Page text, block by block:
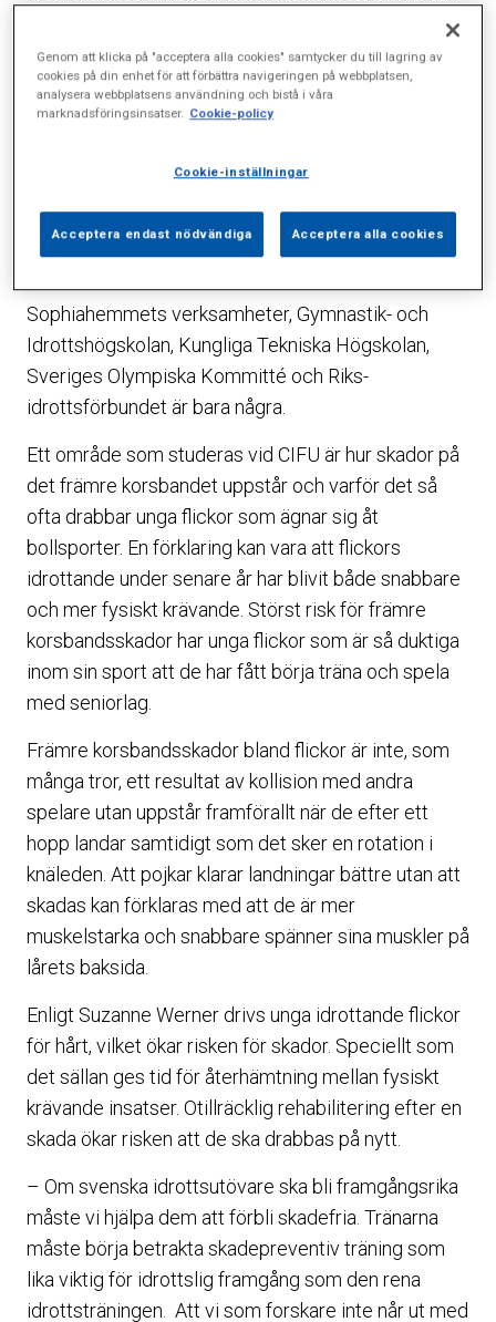
efterlängtade centret, CIFU, på Sophiahemmet och
är ett resultat av ett nära samarbete mellan
Karolinska Institutet och Capio Artro Clinic
Suzanne Werner, professor och verksamhetschef
vid CIFU, då det i närområdet finns en mängd olika
Sophiahemmets verksamheter, Gymnastik- och
Idrottshögskolan, Kungliga Tekniska Högskolan,
Sveriges Olympiska Kommitté och Riks-
idrottsförbundet är bara några.
Ett område som studeras vid CIFU är hur skador på
det främre korsbandet uppstår och varför det så
ofta drabbar unga flickor som ägnar sig åt
bollsporter. En förklaring kan vara att flickors
idrottande under senare år har blivit både snabbare
och mer fysiskt krävande. Störst risk för främre
korsbandsskador har unga flickor som är så duktiga
inom sin sport att de har fått börja träna och spela
med seniorlag.
Främre korsbandsskador bland flickor är inte, som
många tror, ett resultat av kollision med andra
spelare utan uppstår framförallt när de efter ett
hopp landar samtidigt som det sker en rotation i
knäleden. Att pojkar klarar landningar bättre utan att
skadas kan förklaras med att de är mer
muskelstarka och snabbare spänner sina muskler på
lårets baksida.
Enligt Suzanne Werner drivs unga idrottande flickor
för hårt, vilket ökar risken för skador. Speciellt som
det sällan ges tid för återhämtning mellan fysiskt
krävande insatser. Otillräcklig rehabilitering efter en
skada ökar risken att de ska drabbas på nytt.
– Om svenska idrottsutövare ska bli framgångsrika
måste vi hjälpa dem att förbli skadefria. Tränarna
måste börja betrakta skadepreventiv träning som
lika viktig för idrottslig framgång som den rena
idrottsträningen. Att vi som forskare inte når ut med
Genom att klicka på "acceptera alla cookies" samtycker du till lagring av
cookies på din enhet för att förbättra navigeringen på webbplatsen,
analysera webbplatsens användning och bistå i våra
marknadsföringsinsatser. Cookie-policy
Cookie-inställningar
Acceptera endast nödvändiga Acceptera alla cookies